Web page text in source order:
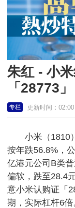
朱红 - 小
「28773
专栏 更新时间：
小米（1810）
按年跌56.8%，
亿港元公司B类
偏软，跌至28.4
意小米认购证「
期，实际杠杆6